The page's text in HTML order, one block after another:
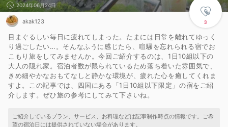
3
2024年06月24日
akak123
目まぐるしい毎日に疲れてしまった。たまには日常を離れてゆっく
り過ごしたい…。そんなふうに感じたら、喧騒を忘れられる宿でお
こもり旅をしてみませんか。今回ご紹介するのは、1日10組以下の
大人の隠れ家。宿泊者数が限られているため落ち着いた雰囲気で、
きめ細やかなおもてなしと静かな環境が、疲れた心を癒してくれま
すよ。この記事では、四国にある「1日10組以下限定」の宿をご紹
介します。ぜひ旅の参考にしてみて下さいね。